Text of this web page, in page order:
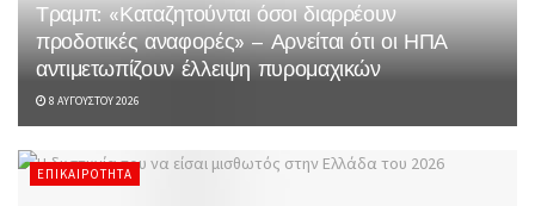
Τραμπ: «Καταζητούνται όσοι διαρρέουν
προδοτικές αναφορές» – Αρνείται ότι οι ΗΠΑ
αντιμετωπίζουν έλλειψη πυρομαχικών
8 ΑΥΓΟΎΣΤΟΥ 2026
ΕΠΙΚΑΙΡΌΤΗΤΑ